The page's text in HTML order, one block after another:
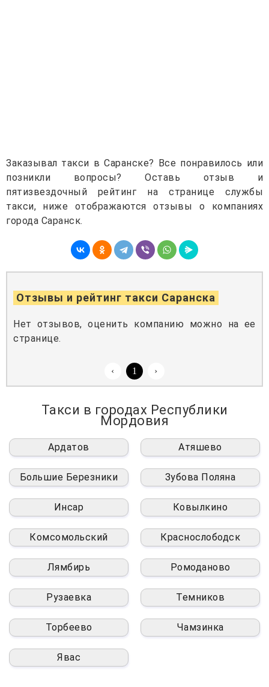
Заказывал такси в Саранске? Все понравилось или
позникли вопросы? Оставь отзыв и
пятизвездочный рейтинг на странице службы
такси, ниже отображаются отзывы о компаниях
города Саранск.
Отзывы и рейтинг такси Саранска
Нет отзывов, оценить компанию можно на ее
странице.
‹ 1 ›
Такси в городах Республики
Мордовия
Ардатов Атяшево
Большие Березники Зубова Поляна
Инсар Ковылкино
Комсомольский Краснослободск
Лямбирь Ромоданово
Рузаевка Темников
Торбеево Чамзинка
Явас